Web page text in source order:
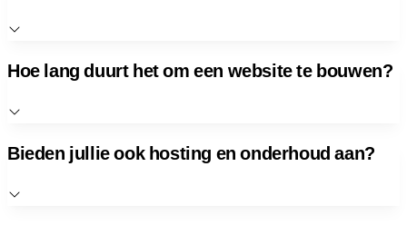
Hoe lang duurt het om een website te bouwen?
Bieden jullie ook hosting en onderhoud aan?